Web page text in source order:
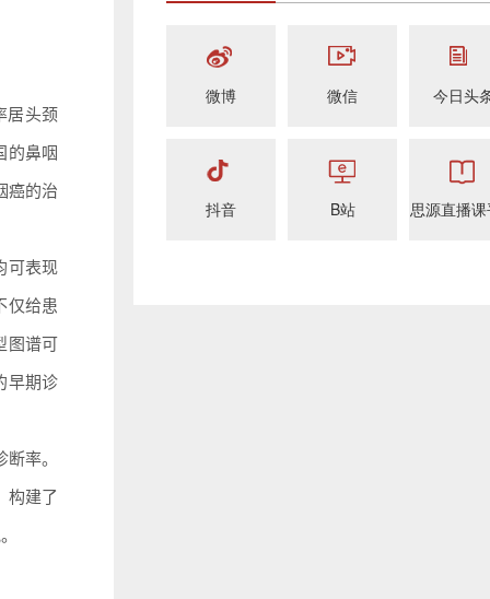
居头颈
的鼻咽
癌的治
可表现
仅给患
谱可
早期诊
率。
构建了
微博 微信 今日头
抖音 B站 思源直播